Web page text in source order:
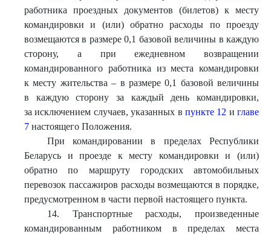
работника проездных документов (билетов) к месту
командировки и (или) обратно расходы по проезду
возмещаются в размере 0,1 базовой величины в каждую
сторону, а при ежедневном возвращении
командированного работника из места командировки
к месту жительства – в размере 0,1 базовой величины
в каждую сторону за каждый день командировки,
за исключением случаев, указанных в пункте 12 и главе
7 настоящего Положения.
При командировании в пределах Республики
Беларусь и проезде к месту командировки и (или)
обратно по маршруту городских автомобильных
перевозок пассажиров расходы возмещаются в порядке,
предусмотренном в части первой настоящего пункта.
14. Транспортные расходы, произведенные
командированным работником в пределах места